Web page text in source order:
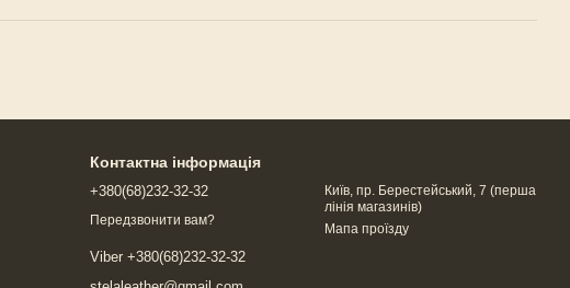
Контактна інформація
+380(68)232-32-32
Передзвонити вам?
Viber +380(68)232-32-32
Київ, пр. Берестейський, 7 (перша
лінія магазинів)
Мапа проїзду